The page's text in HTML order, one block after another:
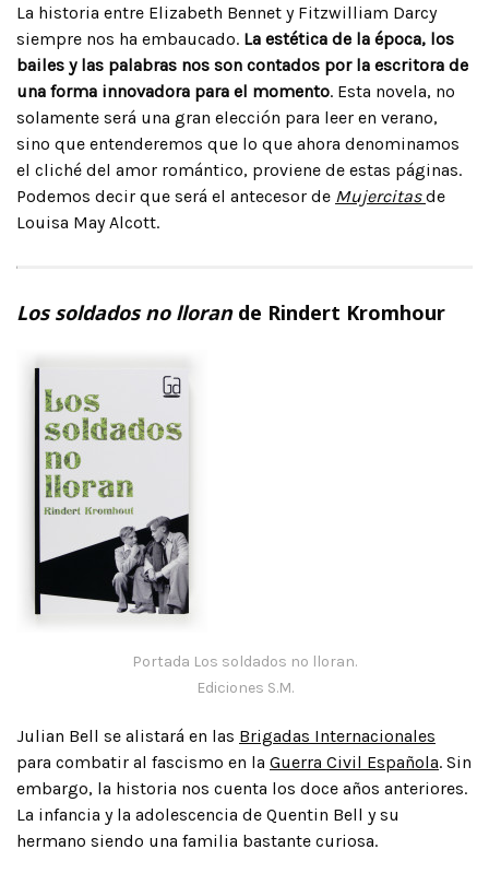
La historia entre Elizabeth Bennet y Fitzwilliam Darcy
siempre nos ha embaucado. La estética de la época, los
bailes y las palabras nos son contados por la escritora de
una forma innovadora para el momento. Esta novela, no
solamente será una gran elección para leer en verano,
sino que entenderemos que lo que ahora denominamos
el cliché del amor romántico, proviene de estas páginas.
Podemos decir que será el antecesor de Mujercitas de
Louisa May Alcott.
Los soldados no lloran de Rindert Kromhour
Portada Los soldados no lloran.
Ediciones S.M.
Julian Bell se alistará en las Brigadas Internacionales
para combatir al fascismo en la Guerra Civil Española. Sin
embargo, la historia nos cuenta los doce años anteriores.
La infancia y la adolescencia de Quentin Bell y su
hermano siendo una familia bastante curiosa.